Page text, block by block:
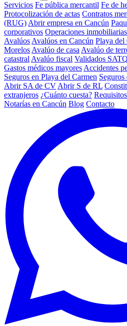
Servicios Fe pública mercantil Fe de
Protocolización de actas Contratos
(RUG) Abrir empresa en Cancún
corporativos Operaciones inmobiliarias
Avalúos Avalúos en Cancún Playa del
Morelos Avalúo de casa Avalúo de
catastral Avalúo fiscal Validados SATQ
Gastos médicos mayores Accidentes
Seguros en Playa del Carmen
Abrir SA de CV Abrir S de RL
extranjeros ¿Cuánto cuesta?
Notarías en Cancún Blog Contacto